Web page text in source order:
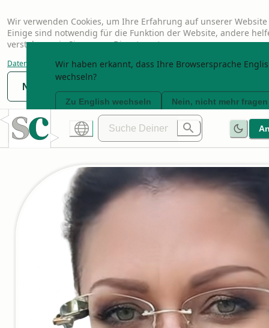
Wir verwenden Cookies, um Ihre Erfahrung auf unserer
Einige sind notwendig für die Funktion der Website, andere
verstehen, wie Sie unsere Dienste nutzen.
Datenschutzerklärung
Nur notwendige
Wir haben erkannt, dass Ihre Browsersprache
wechseln?
Zu English wechseln Nein, nicht mehr fragen